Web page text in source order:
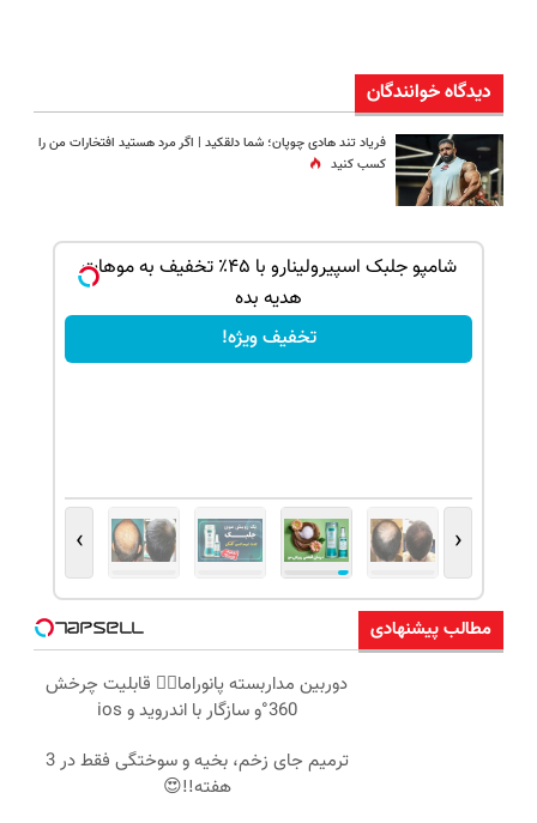
دیدگاه خوانندگان
فریاد تند هادی چوپان؛‌ شما دلقکید | اگر مرد هستید افتخارات من را
کسب کنید
شامپو جلبک اسپیرولینارو با ۴۵٪ تخفیف به موهات
هدیه بده
تخفیف ویژه!
‹
›
مطالب پیشنهادی
دوربین مداربسته پانوراما👈🏻 قابلیت چرخش
360°و سازگار با اندروید و ios
ترمیم جای زخم، بخیه و سوختگی فقط در 3
هفته!!😍